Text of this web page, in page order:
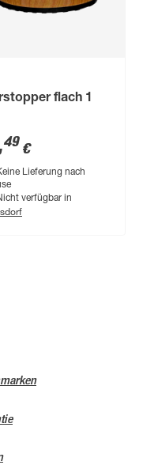
flach 1
49 €
Lieferung nach
verfügbar in